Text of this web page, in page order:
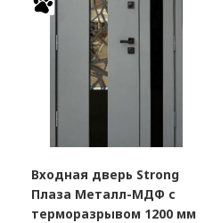
Входная дверь Strong
Плаза Металл-МДФ с
терморазрывом 1200 мм